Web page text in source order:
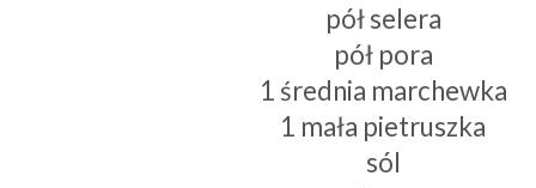
pół selera
pół pora
1 średnia marchewka
1 mała pietruszka
sól